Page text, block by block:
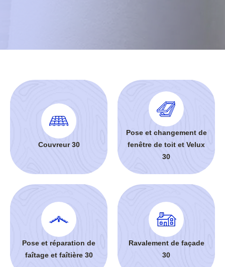
Couvreur 30
Pose et changement de
fenêtre de toit et Velux
30
Pose et réparation de
faîtage et faîtière 30
Ravalement de façade
30